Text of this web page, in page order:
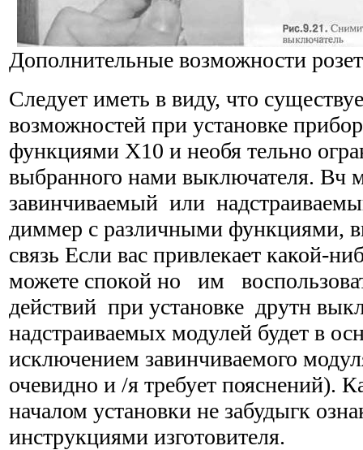
Дополнительные возможности
Следует иметь в виду, что
возможно­стей при установке
функциями Х10 и необя тельно
выбранного нами выключателя. Вч
завинчиваемый или
диммер с различными функциями,
связь Если вас привлекает какой-
можете спокой но им
действий при установке друтн
надстраиваемых модулей будет в
исключением завинчиваемого
очевидно и /я требует пояснений).
началом установки не забудыгк
инструкциями изготовителя.